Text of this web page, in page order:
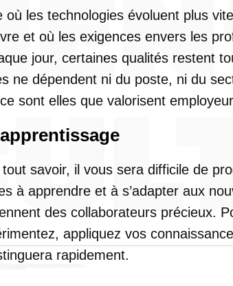
où les technologies évoluent plus
et où les exigences envers les
jour, certaines qualités restent
ne dépendent ni du poste, ni du
sont elles que valorisent
savoir, il vous sera difficile de
à apprendre et à s’adapter aux
des collaborateurs précieux.
appliquez vos
rapidement.